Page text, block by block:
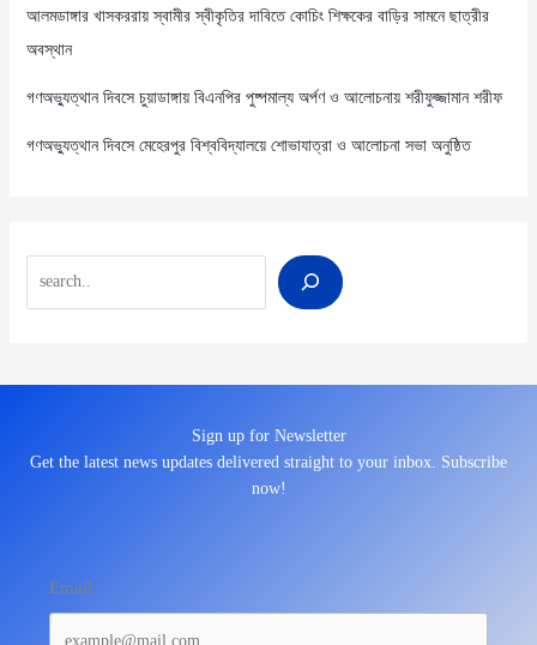
আলমডাঙ্গার খাসকররায় স্বামীর স্বীকৃতির দাবিতে কোচিং শিক্ষকের বাড়ির সামনে ছাত্রীর
অবস্থান
গণঅভ্যুত্থান দিবসে চুয়াডাঙ্গায় বিএনপির পুষ্পমাল্য অর্পণ ও আলোচনায় শরীফুজ্জামান শরীফ
গণঅভ্যুত্থান দিবসে মেহেরপুর বিশ্ববিদ্যালয়ে শোভাযাত্রা ও আলোচনা সভা অনুষ্ঠিত
Sign up for Newsletter
Get the latest news updates delivered straight to your inbox. Subscribe
now!
Email